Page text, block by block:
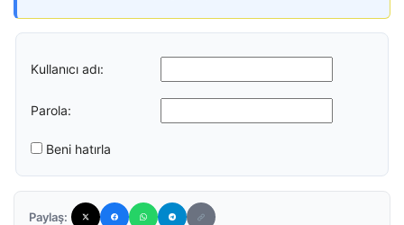
Kullanıcı adı:
Parola:
Beni hatırla
Paylaş: